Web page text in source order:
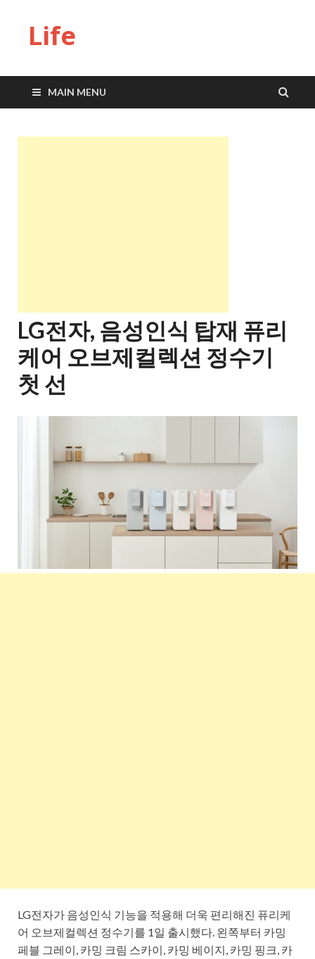
Life
MAIN MENU
LG전자, 음성인식 탑재 퓨리
케어 오브제컬렉션 정수기
첫 선
LG전자가 음성인식 기능을 적용해 더욱 편리해진 퓨리케
어 오브제컬렉션 정수기를 1일 출시했다. 왼쪽부터 카밍
페블 그레이, 카밍 크림 스카이, 카밍 베이지, 카밍 핑크, 카